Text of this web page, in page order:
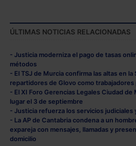
ÚLTIMAS NOTICIAS RELACIONADAS
- Justicia moderniza el pago de tasas
métodos
- El TSJ de Murcia confirma las altas en
repartidores de Glovo como trabajadores
- El XI Foro Gerencias Legales Ciudad
lugar el 3 de septiembre
- Justicia refuerza los servicios judiciales
- La AP de Cantabria condena a un
expareja con mensajes, llamadas y
domicilio